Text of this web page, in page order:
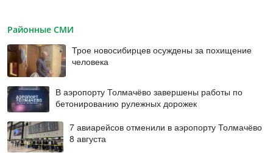
Районные СМИ
Трое новосибирцев осуждены за похищение
человека
В аэропорту Толмачёво завершены работы по
бетонированию рулежных дорожек
7 авиарейсов отменили в аэропорту Толмачёво
8 августа